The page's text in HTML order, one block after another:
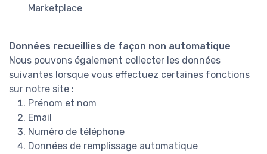
Marketplace
Données recueillies de façon non automatique
Nous pouvons également collecter les données
suivantes lorsque vous effectuez certaines fonctions
sur notre site :
Prénom et nom
Email
Numéro de téléphone
Données de remplissage automatique